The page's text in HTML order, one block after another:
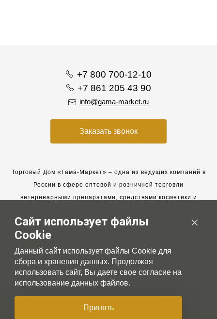
+7 800 700-12-10
+7 861 205 43 90
info@gama-market.ru
Заказать звонок
Торговый Дом «Гама-Маркет» – одна из ведущих компаний в
России в сфере оптовой и розничной торговли
ветеринарными препаратами, средствами косметики и
Мы работаем с 2005 года. Мы приглашаем к сотрудничеству
новых клиентов и всегда рассчитываем на взаимовыгодные,
долгосрочные партнерские отношения.
Сайт использует файлы
Cookie
Данный сайт использует файлы Cookie для
сбора и хранения данных. Продолжая
использовать сайт, Вы даете свое согласие на
использование данных файлов.
Принять